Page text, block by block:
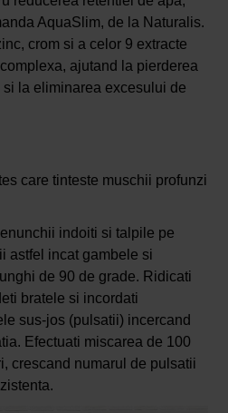
AquaSlim, de la Naturalis.
crom si a celor 9 extracte
ajutand la pierderea
la eliminarea excesului de
care tinteste muschii profunzi
indoiti si talpile pe
astfel incat gambele si
de 90 de grade. Ridicati
bratele si incordati
sus-jos (pulsatii) incercand
Efectuati miscarea de 100
crescand numarul de pulsatii